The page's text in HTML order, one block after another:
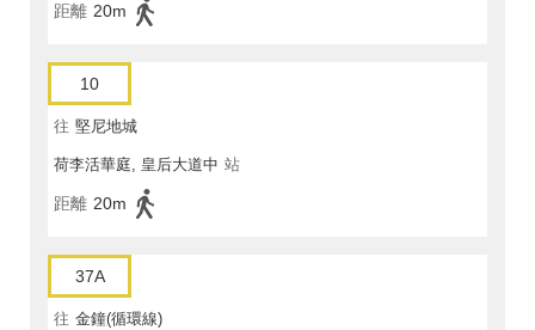
距離 20m
10
往 堅尼地城
荷李活華庭, 皇后大道中 站
距離 20m
37A
往 金鐘(循環線)